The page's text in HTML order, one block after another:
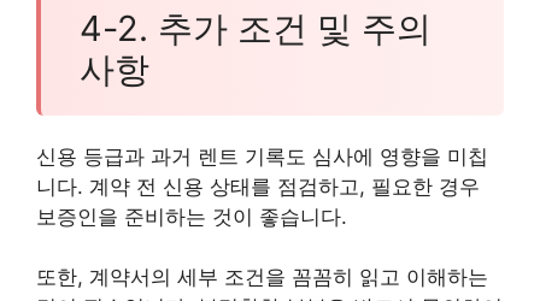
4-2. 추가 조건 및 주의
사항
신용 등급과 과거 렌트 기록도 심사에 영향을 미칩
니다. 계약 전 신용 상태를 점검하고, 필요한 경우
보증인을 준비하는 것이 좋습니다.
또한, 계약서의 세부 조건을 꼼꼼히 읽고 이해하는